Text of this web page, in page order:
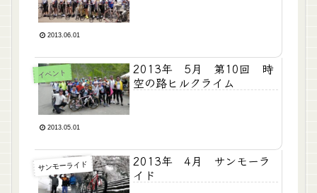
2013.06.01
イベント
2013年 5月 第10回 時
空の路ヒルクライム
2013.05.01
サンモーライド
2013年 4月 サンモーラ
イド